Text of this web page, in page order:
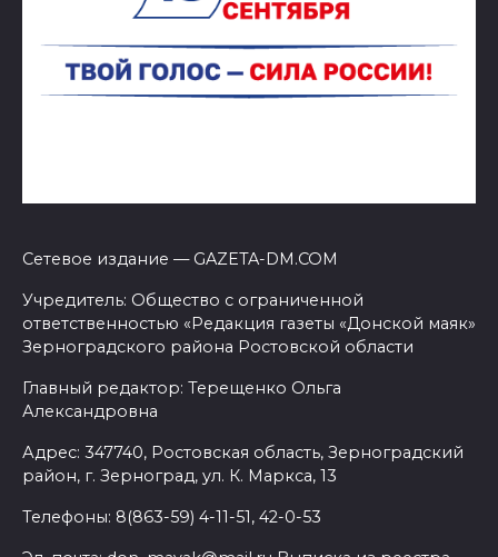
Сетевое издание — GAZETA-DM.COM
Учредитель: Общество с ограниченной
ответственностью «Редакция газеты «Донской маяк»
Зерноградского района Ростовской области
Главный редактор: Терещенко Ольга
Александровна
Адрес: 347740, Ростовская область, Зерноградский
район, г. Зерноград, ул. К. Маркса, 13
Телефоны: 8(863-59) 4-11-51, 42-0-53